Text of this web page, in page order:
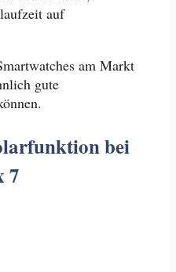
auf
am Markt
gute
bei
7